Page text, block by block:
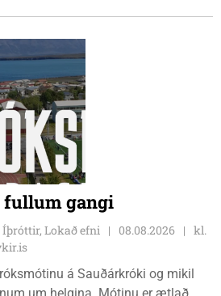
sveitarstjóri það vera virkilega
út í málið.
gangi
Lokað efni 08.08.2026
kl.
á Sauðárkróki og mikil